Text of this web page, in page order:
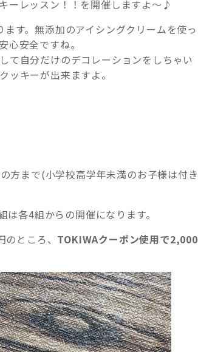
ーレッスン！！を開催しますよ～♪
す。無添加のアイシングクリームを使っ
心安全ですね。
て自分だけのデコレーションをしちゃい
キーが出来ますよ。
方まで(小学校高学年未満のお子様は付き
4組からの開催になります。
ところ、 TOKIWAクーポン使用で2,000